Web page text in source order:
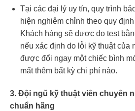
Tại các đại lý uy tín, quy trình
hiện nghiêm chỉnh theo quy
Khách hàng sẽ được đo test
nếu xác định do lỗi kỹ thuật của
được đổi ngay một chiếc bình
mất thêm bất kỳ chi phí nào.
3. Đội ngũ kỹ thuật viên chuyên
chuẩn hãng